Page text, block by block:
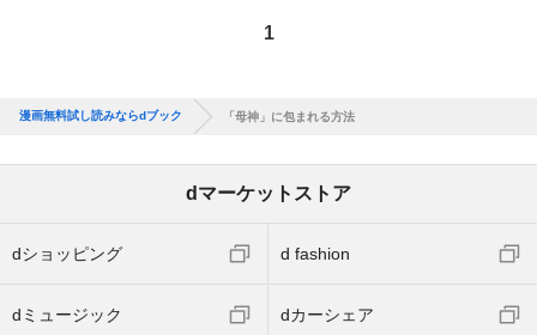
1
漫画無料試し読みならdブック 「母神」に包まれる方法
dマーケットストア
dショッピング d fashion
dミュージック dカーシェア